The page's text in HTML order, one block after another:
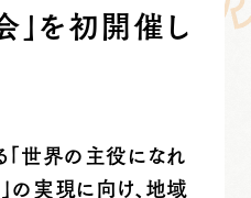
」を初開催し
「世界の主役になれ
の実現に向け、地域